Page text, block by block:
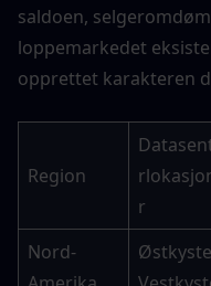
saldoen,
loppemarkedet
opprettet karakteren
Region
r
Nord-